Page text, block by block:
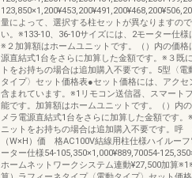
量によって、選択する柱セットが異なりますの
い。※133-10、36-10サイズには、2モーター仕様
※２加算額はホームユニットです。（）内の価格
源直結式1台をさらに加算した金額です。※３既
トをお持ちの場合は追加購入不要です。5型〈電
タイプ〉セット価格表●セット価格には、アクセ
含まれています。※1リモコン送信器、スマート
能です。加算額はホームユニットです。（）内
メラ電源直結式1台をさらに加算した金額です。
ニットをお持ちの場合は追加購入不要です。呼
（W×H）価 格AC100V結線用柱仕様ハイルー
ーター仕様54-105,350×1,000¥889,70054-
ホームネットワークシステム連動¥27,500加算